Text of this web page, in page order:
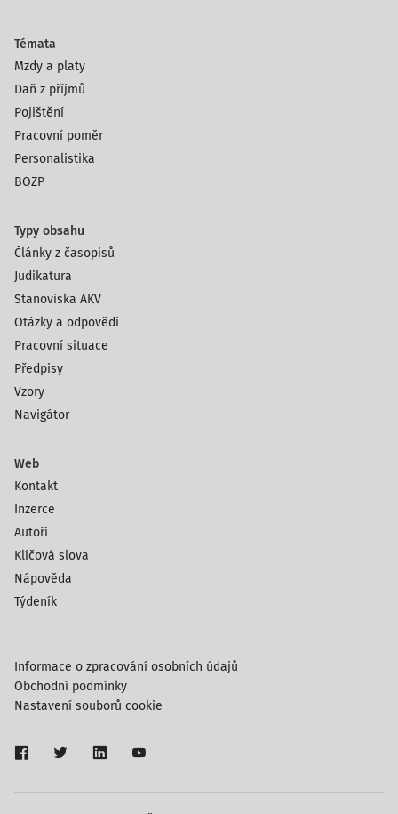
Témata
Mzdy a platy
Daň z příjmů
Pojištění
Pracovní poměr
Personalistika
BOZP
Typy obsahu
Články z časopisů
Judikatura
Stanoviska AKV
Otázky a odpovědi
Pracovní situace
Předpisy
Vzory
Navigátor
Web
Kontakt
Inzerce
Autoři
Klíčová slova
Nápověda
Týdeník
Informace o zpracování osobních údajů
Obchodní podmínky
Nastavení souborů cookie